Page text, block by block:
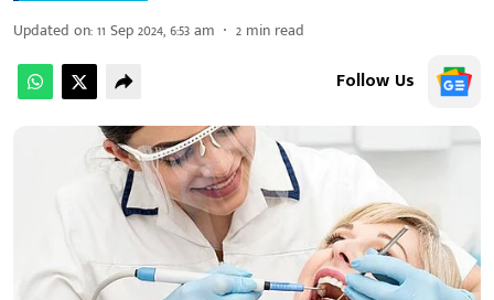
Updated on:11 Sep 2024, 6:53 am 2 min read
Follow Us